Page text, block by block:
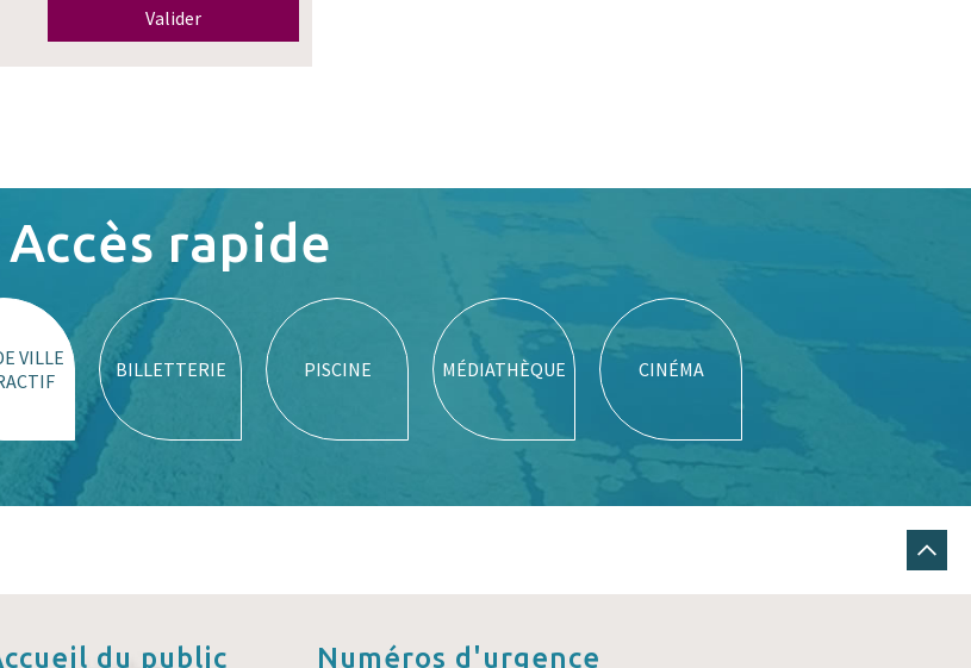
Valider
Accès rapide
VILLE
BILLETTERIE PISCINE MÉDIATHÈQUE CINÉMA
du public Numéros d'urgence